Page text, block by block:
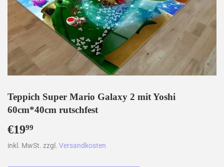
Teppich Super Mario Galaxy 2 mit Yoshi
60cm*40cm rutschfest
€1999
inkl. MwSt. zzgl. Versandkosten